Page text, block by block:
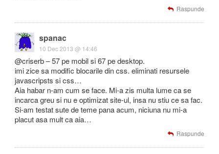
Raspunde
spanac
10 Dec 2013 @ 14:46
@criserb – 57 pe mobil si 67 pe desktop.
imi zice sa modific blocarile din css. eliminati resursele
javascripsts si css…
Aia habar n-am cum se face. Mi-a zis multa lume ca se
incarca greu si nu e optimizat site-ul, insa nu stiu ce sa fac.
Si-am testat sute de teme pana acum, niciuna nu mi-a
placut asa mult ca aia…
Raspunde